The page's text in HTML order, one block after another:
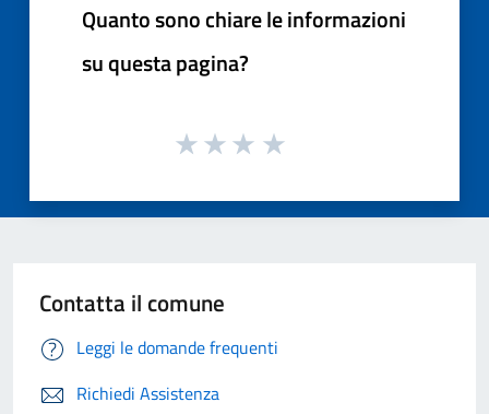
Quanto sono chiare le informazioni
su questa pagina?
Contatta il comune
Leggi le domande frequenti
Richiedi Assistenza